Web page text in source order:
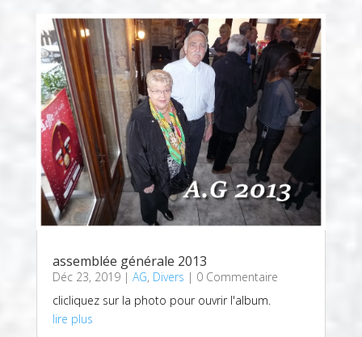
assemblée générale 2013
Déc 23, 2019| AG, Divers | 0 Commentaire
clicliquez sur la photo pour ouvrir l'album.
lire plus